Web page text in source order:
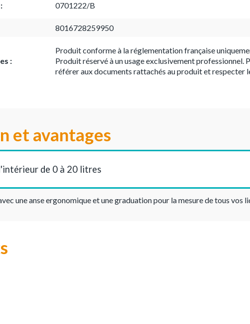
0701222/B
8016728259950
:
Produit conforme à la réglementation française
Produit réservé à un usage exclusivement professionnel.
référer aux documents rattachés au produit et respecter
et avantages
de 0 à 20 litres
une anse ergonomique et une graduation pour la mesure de tous vos